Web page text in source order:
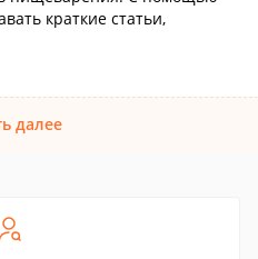
краткие статьи,
далее